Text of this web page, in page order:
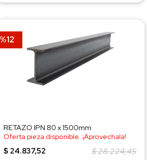
%12
RETAZO IPN 80 x 1500mm
Oferta pieza disponible. ¡Aprovechala!
¡Consulta al WhatsApp!
$ 24.837,52 $ 28.224,45